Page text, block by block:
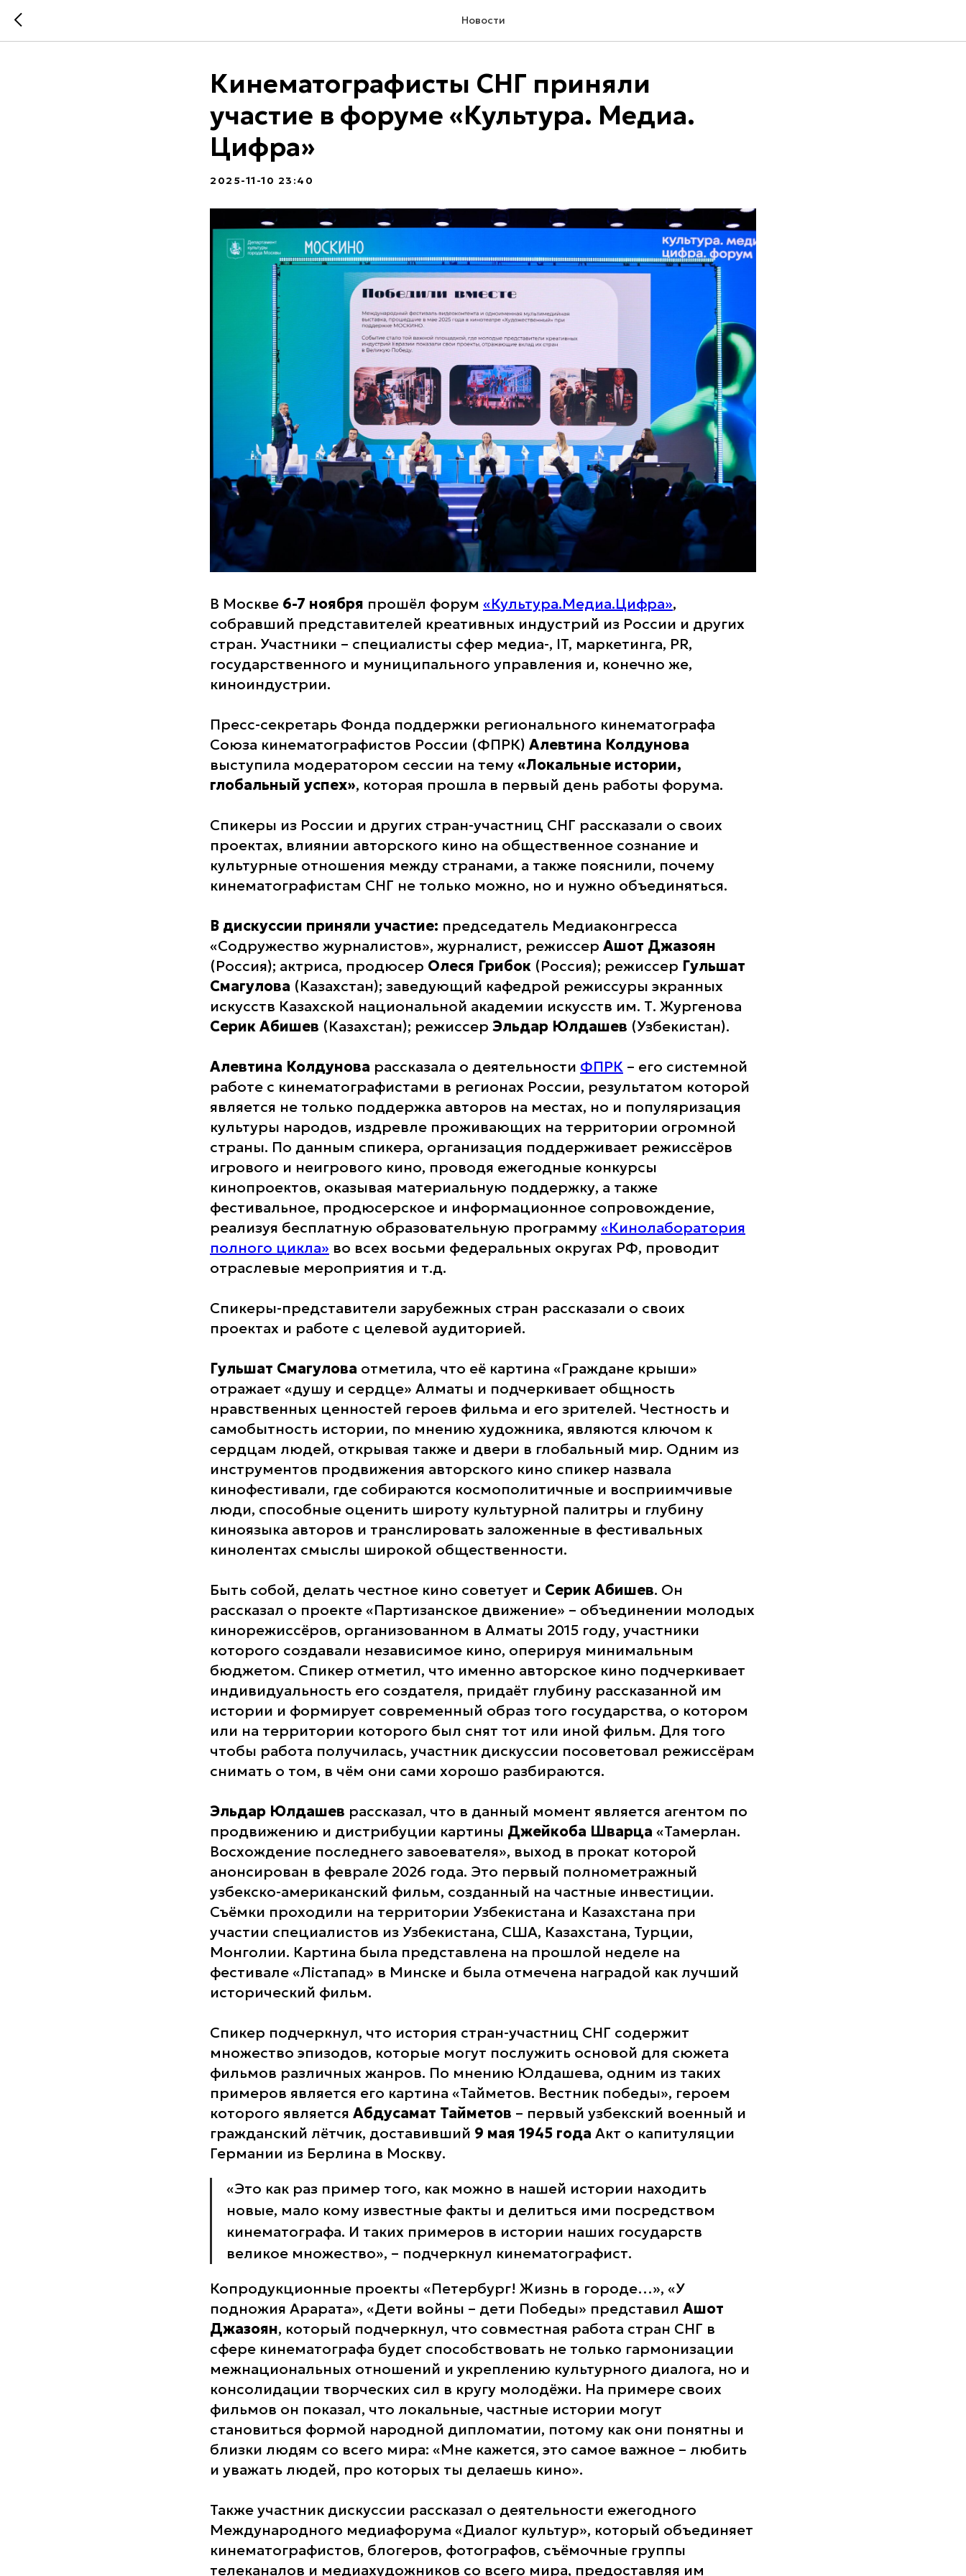
Новости
Кинематографисты СНГ приняли
участие в форуме «Культура. Медиа.
Цифра»
2025-11-10 23:40
В Москве 6-7 ноября прошёл форум «Культура.Медиа.Цифра»,
собравший представителей креативных индустрий из России и других
стран. Участники – специалисты сфер медиа-, IT, маркетинга, PR,
государственного и муниципального управления и, конечно же,
киноиндустрии.
Пресс-секретарь Фонда поддержки регионального кинематографа
Союза кинематографистов России (ФПРК) Алевтина Колдунова
выступила модератором сессии на тему«Локальные истории,
глобальный успех», которая прошла в первый день работы форума.
Спикеры из России и других стран-участниц СНГ рассказали о своих
проектах, влиянии авторского кино на общественное сознание и
культурные отношения между странами, а также пояснили, почему
кинематографистам СНГ не только можно, но и нужно объединяться.
В дискуссии приняли участие: председатель Медиаконгресса
«Содружество журналистов», журналист, режиссер Ашот Джазоян
(Россия); актриса, продюсер Олеся Грибок (Россия); режиссер Гульшат
Смагулова (Казахстан); заведующий кафедрой режиссуры экранных
искусств Казахской национальной академии искусств им. Т. Жургенова
Серик Абишев (Казахстан); режиссер Эльдар Юлдашев (Узбекистан).
Алевтина Колдунова рассказала о деятельности ФПРК – его системной
работе с кинематографистами в регионах России, результатом которой
является не только поддержка авторов на местах, но и популяризация
культуры народов, издревле проживающих на территории огромной
страны. По данным спикера, организация поддерживает режиссёров
игрового и неигрового кино, проводя ежегодные конкурсы
кинопроектов, оказывая материальную поддержку, а также
фестивальное, продюсерское и информационное сопровождение,
реализуя бесплатную образовательную программу«Кинолаборатория
полного цикла» во всех восьми федеральных округах РФ, проводит
отраслевые мероприятия и т.д.
Спикеры-представители зарубежных стран рассказали о своих
проектах и работе с целевой аудиторией.
Гульшат Смагулова отметила, что её картина «Граждане крыши»
отражает «душу и сердце» Алматы и подчеркивает общность
нравственных ценностей героев фильма и его зрителей. Честность и
самобытность истории, по мнению художника, являются ключом к
сердцам людей, открывая также и двери в глобальный мир. Одним из
инструментов продвижения авторского кино спикер назвала
кинофестивали, где собираются космополитичные и восприимчивые
люди, способные оценить широту культурной палитры и глубину
киноязыка авторов и транслировать заложенные в фестивальных
кинолентах смыслы широкой общественности.
Быть собой, делать честное кино советует и Серик Абишев. Он
рассказал о проекте «Партизанское движение» – объединении молодых
кинорежиссёров, организованном в Алматы 2015 году, участники
которого создавали независимое кино, оперируя минимальным
бюджетом. Спикер отметил, что именно авторское кино подчеркивает
индивидуальность его создателя, придаёт глубину рассказанной им
истории и формирует современный образ того государства, о котором
или на территории которого был снят тот или иной фильм. Для того
чтобы работа получилась, участник дискуссии посоветовал режиссёрам
снимать о том, в чём они сами хорошо разбираются.
Эльдар Юлдашев рассказал, что в данный момент является агентом по
продвижению и дистрибуции картины Джейкоба Шварца «Тамерлан.
Восхождение последнего завоевателя», выход в прокат которой
анонсирован в феврале 2026 года. Это первый полнометражный
узбекско-американский фильм, созданный на частные инвестиции.
Съёмки проходили на территории Узбекистана и Казахстана при
участии специалистов из Узбекистана, США, Казахстана, Турции,
Монголии. Картина была представлена на прошлой неделе на
фестивале «Лiстапад» в Минске и была отмечена наградой как лучший
исторический фильм.
Спикер подчеркнул, что история стран-участниц СНГ содержит
множество эпизодов, которые могут послужить основой для сюжета
фильмов различных жанров. По мнению Юлдашева, одним из таких
примеров является его картина «Тайметов. Вестник победы», героем
которого является Абдусамат Тайметов – первый узбекский военный и
гражданский лётчик, доставивший 9 мая 1945 года Акт о капитуляции
Германии из Берлина в Москву.
«Это как раз пример того, как можно в нашей истории находить
новые, мало кому известные факты и делиться ими посредством
кинематографа. И таких примеров в истории наших государств
великое множество», – подчеркнул кинематографист.
Копродукционные проекты «Петербург! Жизнь в городе…», «У
подножия Арарата», «Дети войны – дети Победы» представил Ашот
Джазоян, который подчеркнул, что совместная работа стран СНГ в
сфере кинематографа будет способствовать не только гармонизации
межнациональных отношений и укреплению культурного диалога, но и
консолидации творческих сил в кругу молодёжи. На примере своих
фильмов он показал, что локальные, частные истории могут
становиться формой народной дипломатии, потому как они понятны и
близки людям со всего мира: «Мне кажется, это самое важное – любить
и уважать людей, про которых ты делаешь кино».
Также участник дискуссии рассказал о деятельности ежегодного
Международного медиафорума «Диалог культур», который объединяет
кинематографистов, блогеров, фотографов, съёмочные группы
телеканалов и медиахудожников со всего мира, предоставляя им